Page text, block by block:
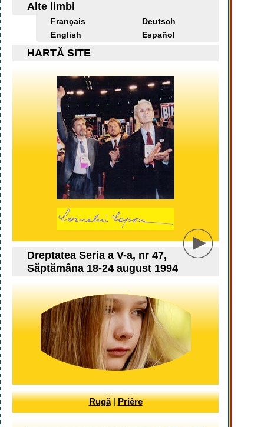
Alte limbi
Français
Deutsch
English
Español
HARTĂ SITE
Dreptatea Seria a V-a, nr 47,
Săptămâna 18-24 august 1994
Rugă|Prière